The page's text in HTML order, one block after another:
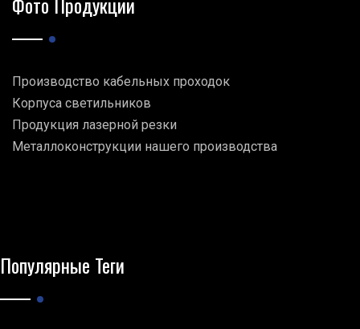
Производство кабельных проходок
Корпуса светильников
Продукция лазерной резки
Металлоконструкции нашего производства
Популярные Теги